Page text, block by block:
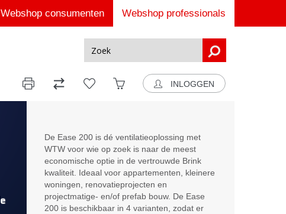
Webshop consumenten Webshop professionals
INLOGGEN
De Ease 200 is dé ventilatieoplossing met
WTW voor wie op zoek is naar de meest
economische optie in de vertrouwde Brink
kwaliteit. Ideaal voor appartementen, kleinere
woningen, renovatieprojecten en
projectmatige- en/of prefab bouw. De Ease
200 is beschikbaar in 4 varianten, zodat er